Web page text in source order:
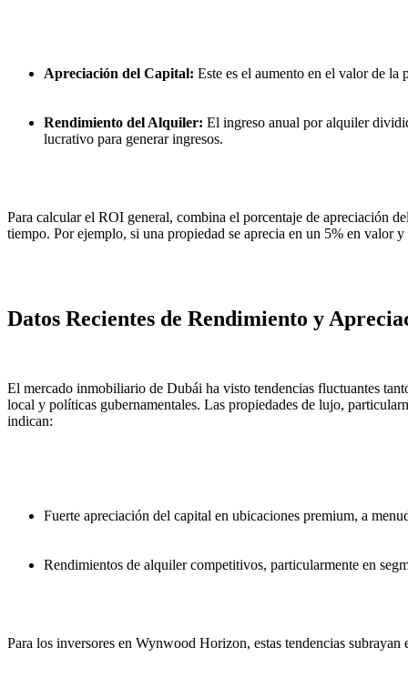
Apreciación del Capital: Este es el aumento en el valor de
Rendimiento del Alquiler: El ingreso anual por alquiler
lucrativo para generar ingresos.
Para calcular el ROI general, combina el porcentaje de apreciación
tiempo. Por ejemplo, si una propiedad se aprecia en un 5% en
Datos Recientes de Rendimiento y
El mercado inmobiliario de Dubái ha visto tendencias fluctuantes
local y políticas gubernamentales. Las propiedades de lujo,
indican:
Fuerte apreciación del capital en ubicaciones premium, a
Rendimientos de alquiler competitivos, particularmente en
Para los inversores en Wynwood Horizon, estas tendencias